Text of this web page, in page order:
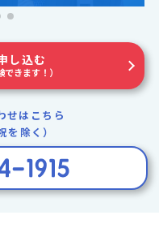
し込む
きます！）
せはこちら
除く）